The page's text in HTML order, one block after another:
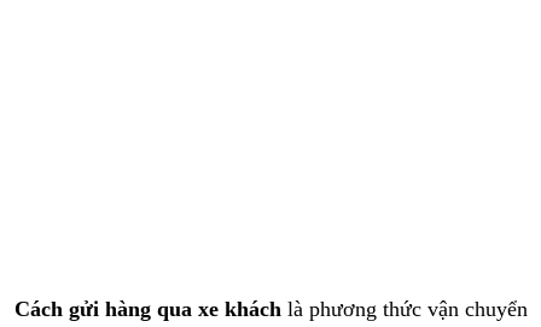
Cách gửi hàng qua xe khách là phương thức vận chuyển